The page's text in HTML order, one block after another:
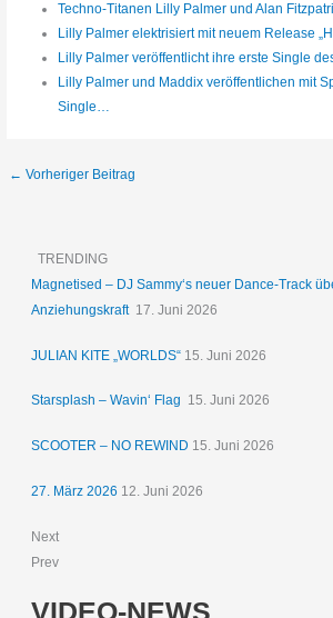
Techno-Titanen Lilly Palmer und Alan
Lilly Palmer elektrisiert mit neuem Release
Lilly Palmer veröffentlicht ihre erste Single
Lilly Palmer und Maddix veröffentlichen mit
Single…
← Vorheriger Beitrag
TRENDING
Magnetised – DJ Sammy‘s neuer Dance-Track
Anziehungskraft 17. Juni 2026
JULIAN KITE „WORLDS“ 15. Juni 2026
Starsplash – Wavin‘ Flag 15. Juni 2026
SCOOTER – NO REWIND 15. Juni 2026
27. März 2026 12. Juni 2026
Next
Prev
VIDEO-NEWS